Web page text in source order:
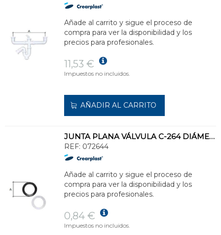
Añade al carrito y sigue el proceso de
compra para ver la disponibilidad y los
precios para profesionales.
11,53 €
Impuestos no incluidos.
AÑADIR AL CARRITO
JUNTA PLANA VÁLVULA C-264 DIÁMETRO 80 AJUSTABLE NEGRA DIÁMETRO 80
REF: 072644
Añade al carrito y sigue el proceso de
compra para ver la disponibilidad y los
precios para profesionales.
0,84 €
Impuestos no incluidos.